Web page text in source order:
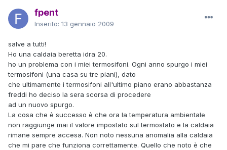
fpent
Inserito: 13 gennaio 2009
salve a tutti!
Ho una caldaia beretta idra 20.
ho un problema con i miei termosifoni. Ogni anno spurgo i miei
termosifoni (una casa su tre piani), dato
che ultimamente i termosifoni all'ultimo piano erano abbastanza
freddi ho deciso la sera scorsa di procedere
ad un nuovo spurgo.
La cosa che è successo è che ora la temperatura ambientale
non raggiunge mai il valore impostato sul termostato e la caldaia
rimane sempre accesa. Non noto nessuna anomalia alla caldaia
che mi pare che funziona correttamente. Quello che noto è che